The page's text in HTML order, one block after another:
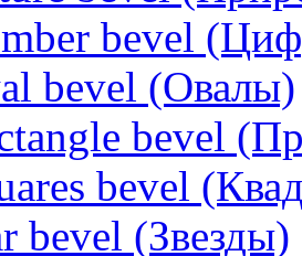
bevel
bevel (Овалы)
bevel
bevel
bevel (Звезды)